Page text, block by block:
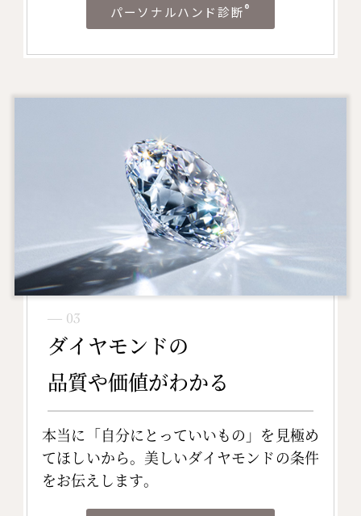
パーソナルハンド診断®
― 03
ダイヤモンドの
品質や価値がわかる
本当に「自分にとっていいもの」を見極め
てほしいから。美しいダイヤモンドの条件
をお伝えします。